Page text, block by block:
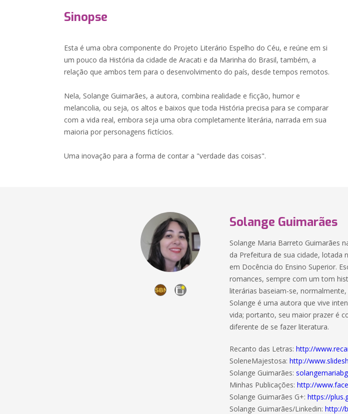
Sinopse
Esta é uma obra componente do Projeto Literário Espelho do Céu, e reúne em si
um pouco da História da cidade de Aracati e da Marinha do Brasil, também, a
relação que ambos tem para o desenvolvimento do país, desde tempos remotos.
Nela, Solange Guimarães, a autora, combina realidade e ficção, humor e
melancolia, ou seja, os altos e baixos que toda História precisa para se comparar
com a vida real, embora seja uma obra completamente literária, narrada em sua
maioria por personagens fictícios.
Uma inovação para a forma de contar a "verdade das coisas".
Solange Guimarães
Solange Maria Barreto Guimarães
da Prefeitura de sua cidade, lotada
em Docência do Ensino Superior.
romances, sempre com um tom
literárias baseiam-se,
Solange é uma autora que vive
vida; portanto, seu maior prazer é
diferente de se fazer literatura.
Recanto das Letras:http://
SoleneMajestosa:http://
Solange Guimarães:
Minhas Publicações:http://
Solange Guimarães G+:https://
Solange Guimarães/Linkedin:http://